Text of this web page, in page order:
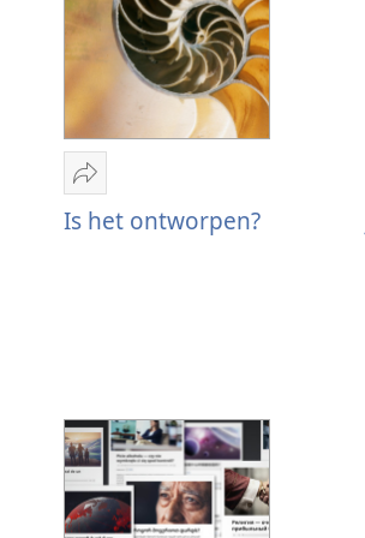
Delen
Is
Is het ontworpen?